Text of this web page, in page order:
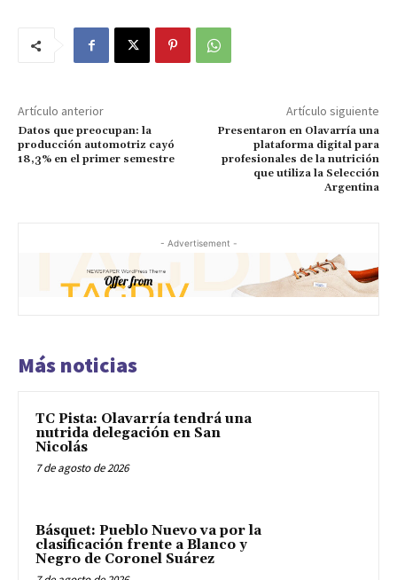
Artículo anterior
Datos que preocupan: la
producción automotriz cayó
18,3% en el primer semestre
Artículo siguiente
Presentaron en Olavarría una
plataforma digital para
profesionales de la nutrición
que utiliza la Selección
Argentina
- Advertisement -
Más noticias
TC Pista: Olavarría tendrá una
nutrida delegación en San
Nicolás
7 de agosto de 2026
Básquet: Pueblo Nuevo va por la
clasificación frente a Blanco y
Negro de Coronel Suárez